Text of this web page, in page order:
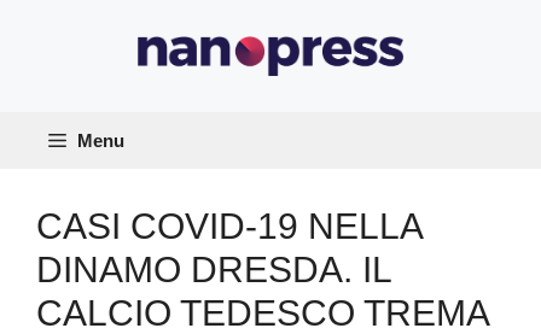
Menu
CASI COVID-19 NELLA
DINAMO DRESDA. IL
CALCIO TEDESCO TREMA